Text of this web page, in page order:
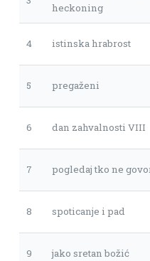
heckoning
4 istinska hrabrost
5 pregaženi
6 dan zahvalnosti VIII
7 pogledaj tko ne
8 spoticanje i pad
9 jako sretan božić